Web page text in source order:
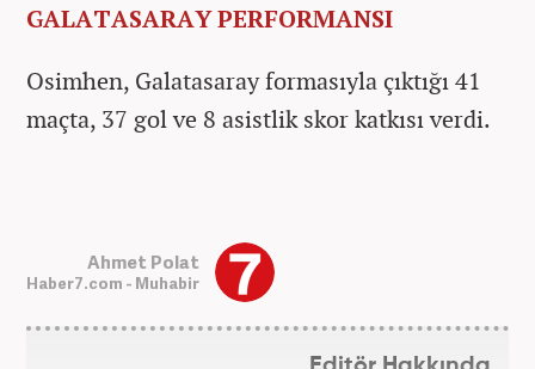
GALATASARAY PERFORMANSI
Osimhen, Galatasaray formasıyla çıktığı 41
maçta, 37 gol ve 8 asistlik skor katkısı verdi.
Ahmet Polat
Haber7.com - Muhabir